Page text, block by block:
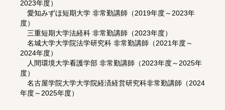
2023年度）
愛知みずほ短期大学 非常勤講師（2019年度～2023年
度）
三重短期大学法経科 非常勤講師（2023年度）
名城大学大学院法学研究科 非常勤講師（2021年度～
2024年度）
人間環境大学看護学部 非常勤講師（2023年度～2025年
度）
名古屋学院大学大学院経済経営研究科非常勤講師（2024
年度～2025年度）